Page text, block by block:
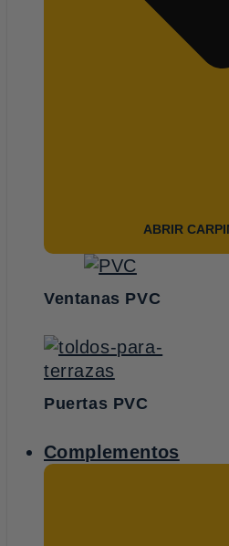
ABRIR
Ventanas PVC
Puertas PVC
Complementos